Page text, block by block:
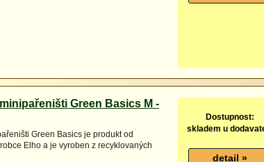
Green Basics M -
Green Basics je produkt od
Elho a je vyroben z recyklovaných
Dostupnost:
skladem u